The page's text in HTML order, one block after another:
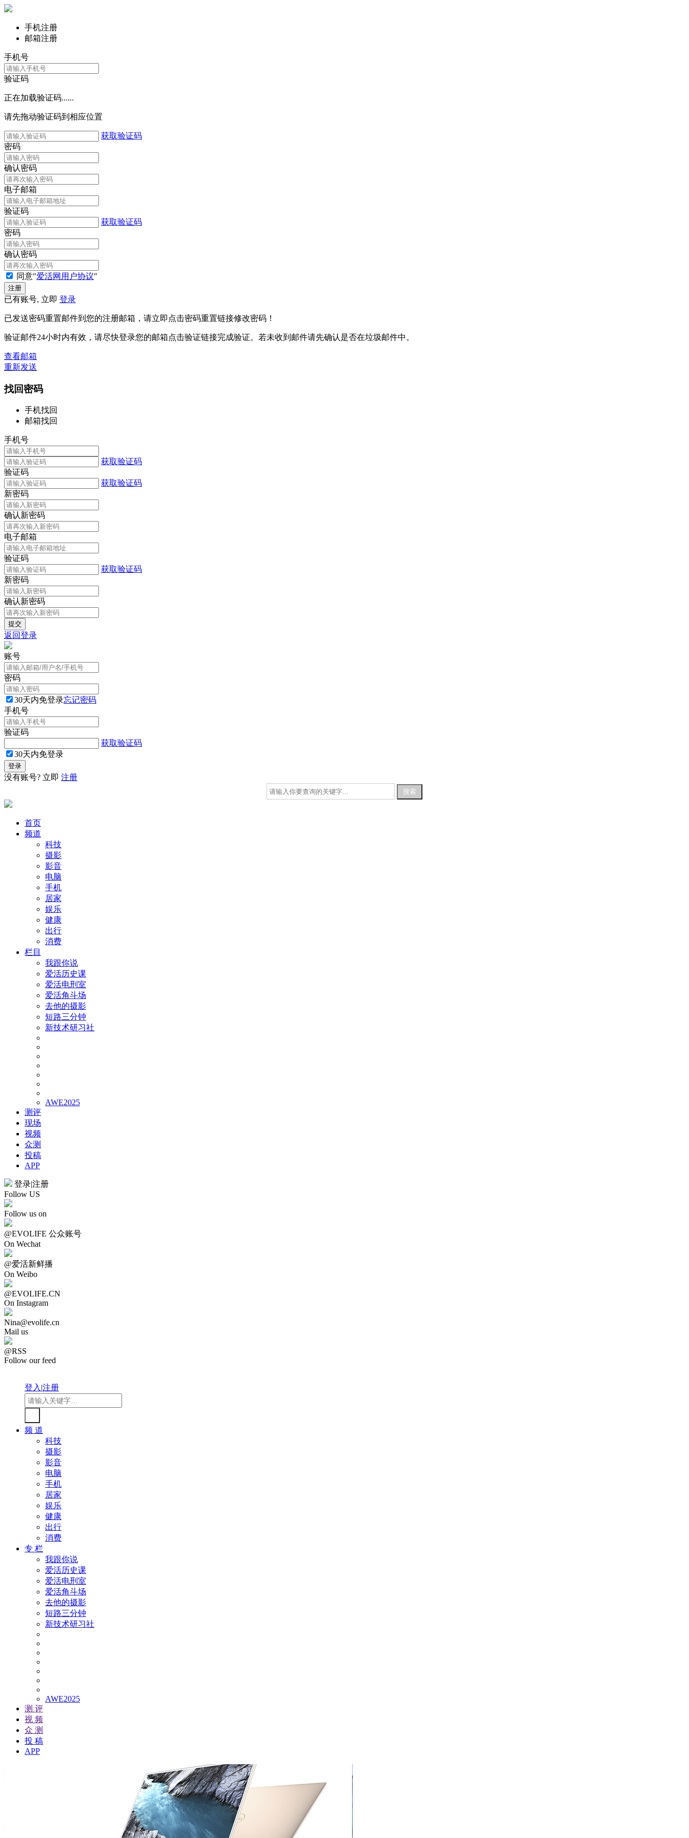
手机注册
邮箱注册
手机号
验证码
正在加载验证码......
请先拖动验证码到相应位置
获取验证码
密码
确认密码
电子邮箱
验证码
获取验证码
密码
确认密码
同意"爱活网用户协议"
已有账号, 立即 登录
已发送密码重置邮件到您的注册邮箱，请立即点击密码重置链接修改密码！
验证邮件24小时内有效，请尽快登录您的邮箱点击验证链接完成验证。若未收到邮件请先确认是否在垃圾邮件中。
查看邮箱
重新发送
找回密码
手机找回
邮箱找回
手机号
获取验证码
验证码
获取验证码
新密码
确认新密码
电子邮箱
验证码
获取验证码
新密码
确认新密码
返回登录
账号
密码
30天内免登录忘记密码
手机号
验证码
获取验证码
30天内免登录
没有账号? 立即 注册
首页
频道
科技
摄影
影音
电脑
手机
居家
娱乐
健康
出行
消费
栏目
我跟你说
爱活历史课
爱活电刑室
爱活角斗场
去他的摄影
短路三分钟
新技术研习社
AWE2025
测评
现场
视频
众测
投稿
APP
登录|注册
Follow US
Follow us on
@EVOLIFE 公众账号
On Wechat
@爱活新鲜播
On Weibo
@EVOLIFE.CN
On Instagram
Nina@evolife.cn
Mail us
@RSS
Follow our feed
登入|注册
频 道
科技
摄影
影音
电脑
手机
居家
娱乐
健康
出行
消费
专 栏
我跟你说
爱活历史课
爱活电刑室
爱活角斗场
去他的摄影
短路三分钟
新技术研习社
AWE2025
测 评
视 频
众 测
投 稿
APP